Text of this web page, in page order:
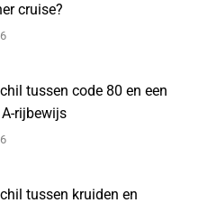
cruise?
tussen code 80 en een
rijbewijs
tussen kruiden en